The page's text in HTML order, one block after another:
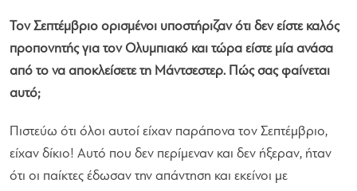
Τον Σεπτέμβριο ορισμένοι υποστήριζαν ότι δεν είστε καλός
προπονητής για τον Ολυμπιακό και τώρα είστε μία ανάσα
από το να αποκλείσετε τη Μάντσεστερ. Πώς σας φαίνεται
αυτό;
Πιστεύω ότι όλοι αυτοί είχαν παράπονα τον Σεπτέμβριο,
είχαν δίκιο! Αυτό που δεν περίμεναν και δεν ήξεραν, ήταν
ότι οι παίκτες έδωσαν την απάντηση και εκείνοι με